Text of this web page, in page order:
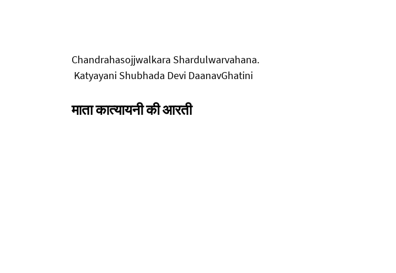
Chandrahasojjwalkara Shardulwarvahana.
Katyayani Shubhada Devi DaanavGhatini
माता कात्यायनी की आरती